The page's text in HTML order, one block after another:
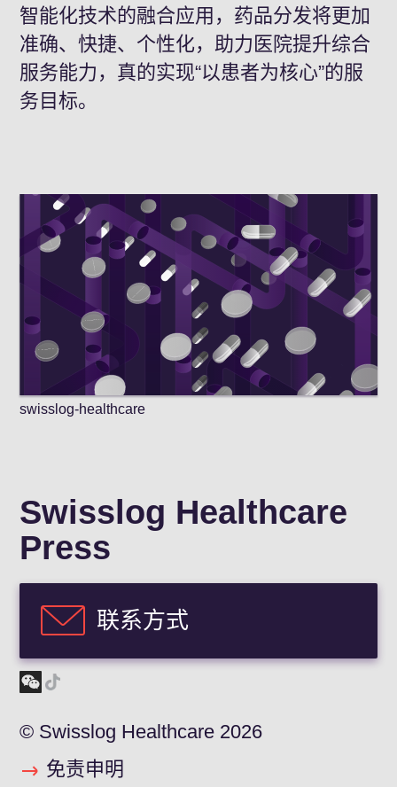
智能化技术的融合应用，药品分发将更加
准确、快捷、个性化，助力医院提升综合
服务能力， 真的实现“以患者为核心”的服
务目标。
swisslog-healthcare
Swisslog Healthcare
Press
联系方式
© Swisslog Healthcare 2026
免责申明